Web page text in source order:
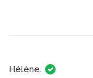
Hélène.